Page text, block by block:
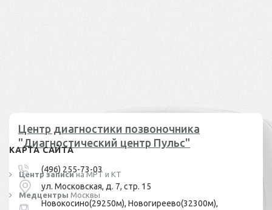
Центр диагностики позвоночника
"Диагностический центр Пульс"
(496) 255-73-03
ул. Московская, д. 7, стр. 15
Новокосино(29250м), Новогиреево(32300м),
КАРТА САЙТА
Центр записи на МРТ и КТ
Медцентры Москвы